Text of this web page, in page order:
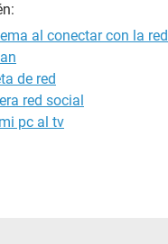
al conectar con la red
de red
red social
pc al tv